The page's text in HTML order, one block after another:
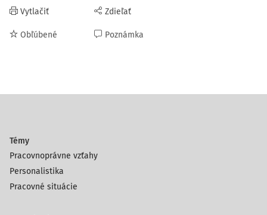
Vytlačiť
Obľúbené
Zdieľať
Poznámka
Témy
Pracovnoprávne vzťahy
Personalistika
Pracovné situácie